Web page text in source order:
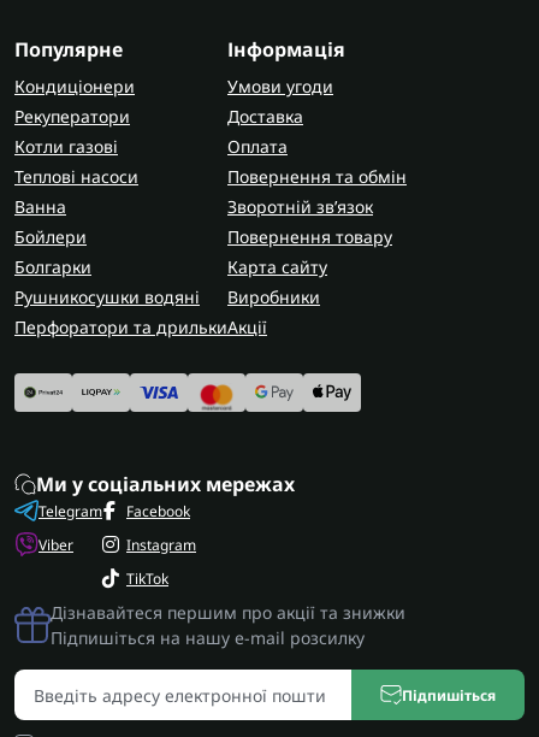
Популярне
Кондиціонери
Рекуператори
Котли газові
Теплові насоси
Ванна
Бойлери
Болгарки
Рушникосушки водяні
Перфоратори та дрильки
Інформація
Умови угоди
Доставка
Оплата
Повернення та обмін
Зворотній зв’язок
Повернення товару
Карта сайту
Виробники
Акції
Ми у соціальних мережах
Telegram
Viber
Facebook
Instagram
TikTok
Дізнавайтеся першим про акції та знижки
Підпишіться на нашу e-mail розсилку
Підпишіться